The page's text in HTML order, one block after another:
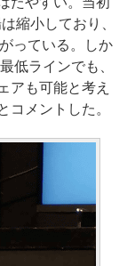
縮小しており、
っている。しか
低ラインでも、
アも可能と考え
コメントした。